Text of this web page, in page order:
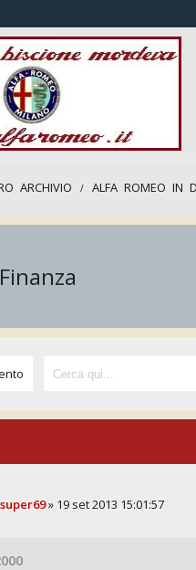
ARCHIVIO ALFA ROMEO IN
» 19 set 2013 15:01:57